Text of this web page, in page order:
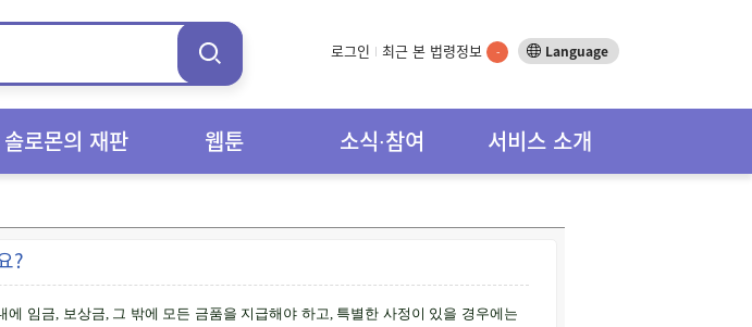
로그인 최근 본 법령정보 - Language
솔로몬의 재판 웹툰 소식∙참여 서비스 소개
?
에 임금, 보상금, 그 밖에 모든 금품을 지급해야 하고, 특별한 사정이 있을 경우에는